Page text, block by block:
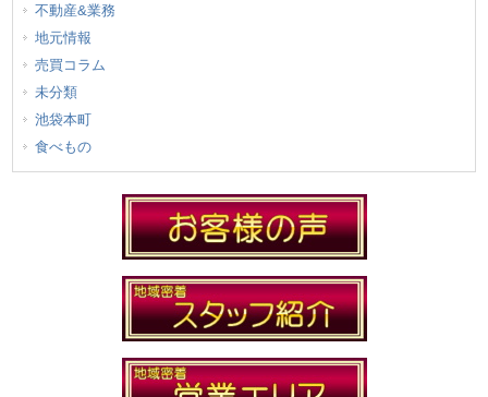
不動産&業務
地元情報
売買コラム
未分類
池袋本町
食べもの